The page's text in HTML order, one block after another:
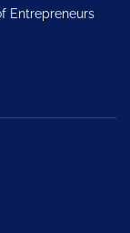
Entrepreneurs